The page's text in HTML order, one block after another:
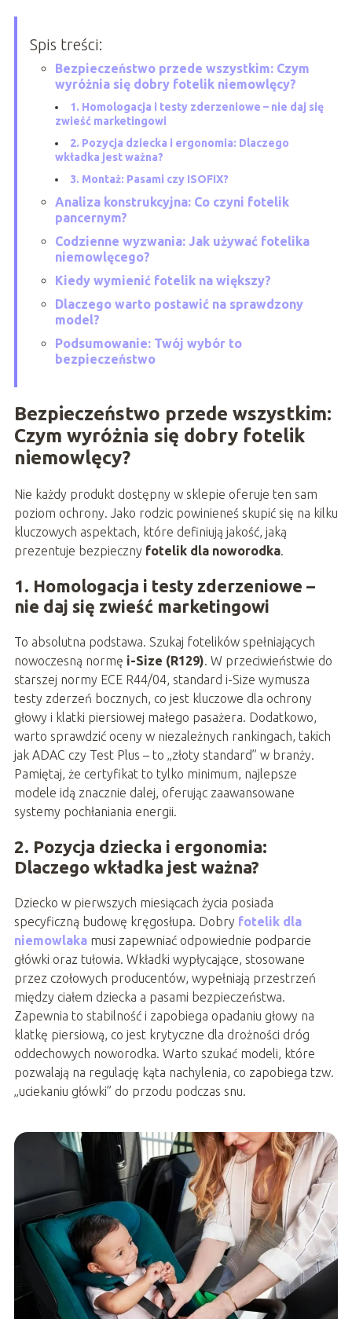
Spis treści:
Bezpieczeństwo przede wszystkim: Czym
wyróżnia się dobry fotelik niemowlęcy?
1. Homologacja i testy zderzeniowe – nie daj się
zwieść marketingowi
2. Pozycja dziecka i ergonomia: Dlaczego
wkładka jest ważna?
3. Montaż: Pasami czy ISOFIX?
Analiza konstrukcyjna: Co czyni fotelik
pancernym?
Codzienne wyzwania: Jak używać fotelika
niemowlęcego?
Kiedy wymienić fotelik na większy?
Dlaczego warto postawić na sprawdzony
model?
Podsumowanie: Twój wybór to
bezpieczeństwo
Bezpieczeństwo przede wszystkim:
Czym wyróżnia się dobry fotelik
niemowlęcy?
Nie każdy produkt dostępny w sklepie oferuje ten sam
poziom ochrony. Jako rodzic powinieneś skupić się na kilku
kluczowych aspektach, które definiują jakość, jaką
prezentuje bezpieczny fotelik dla noworodka.
1. Homologacja i testy zderzeniowe –
nie daj się zwieść marketingowi
To absolutna podstawa. Szukaj fotelików spełniających
nowoczesną normę i-Size (R129). W przeciwieństwie do
starszej normy ECE R44/04, standard i-Size wymusza
testy zderzeń bocznych, co jest kluczowe dla ochrony
głowy i klatki piersiowej małego pasażera. Dodatkowo,
warto sprawdzić oceny w niezależnych rankingach, takich
jak ADAC czy Test Plus – to „złoty standard” w branży.
Pamiętaj, że certyfikat to tylko minimum, najlepsze
modele idą znacznie dalej, oferując zaawansowane
systemy pochłaniania energii.
2. Pozycja dziecka i ergonomia:
Dlaczego wkładka jest ważna?
Dziecko w pierwszych miesiącach życia posiada
specyficzną budowę kręgosłupa. Dobry fotelik dla
niemowlakamusi zapewniać odpowiednie podparcie
główki oraz tułowia. Wkładki wypłycające, stosowane
przez czołowych producentów, wypełniają przestrzeń
między ciałem dziecka a pasami bezpieczeństwa.
Zapewnia to stabilność i zapobiega opadaniu głowy na
klatkę piersiową, co jest krytyczne dla drożności dróg
oddechowych noworodka. Warto szukać modeli, które
pozwalają na regulację kąta nachylenia, co zapobiega tzw.
„uciekaniu główki” do przodu podczas snu.